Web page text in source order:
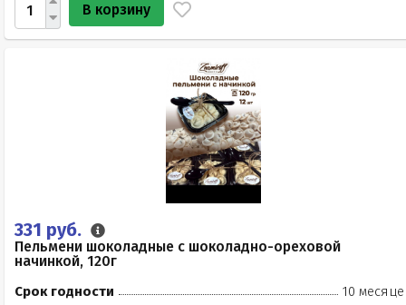
В корзину
331 руб.
Пельмени шоколадные с шоколадно-ореховой
начинкой, 120г
Срок годности
10